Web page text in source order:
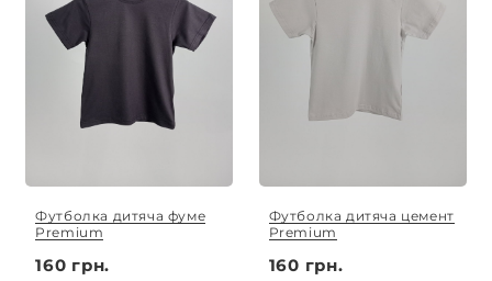
Футболка дитяча фуме
Premium
160 грн.
Футболка дитяча цемент
Premium
160 грн.